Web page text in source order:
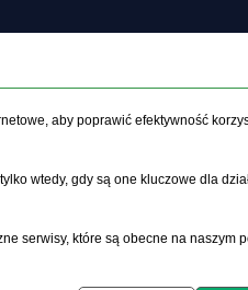
Instrukcja dla autorów
aby poprawić efektywność
wtedy, gdy są one kluczowe dla
serwisy, które są obecne na naszym